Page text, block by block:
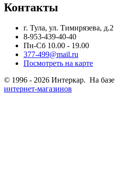
Контакты
г. Тула, ул. Тимирязева, д.2
8-953-439-40-40
Пн-Сб 10.00 - 19.00
377-499@mail.ru
Посмотреть на карте
© 1996 - 2026 Интеркар. На базе
интернет-магазинов